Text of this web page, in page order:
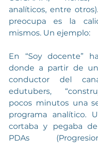
analíticos, entre
preocupa es la
mismos. Un ejemplo:
En “Soy docente”
donde a partir de
conductor del
edutubers,
pocos minutos una
programa analítico.
cortaba y pegaba
PDAs